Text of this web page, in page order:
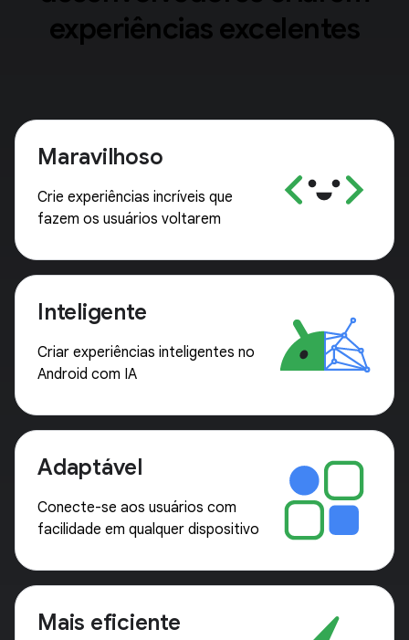
experiências excelentes
Maravilhoso
Crie experiências incríveis que
fazem os usuários voltarem
Inteligente
Criar experiências inteligentes no
Android com IA
Adaptável
Conecte-se aos usuários com
facilidade em qualquer dispositivo
Mais eficiente